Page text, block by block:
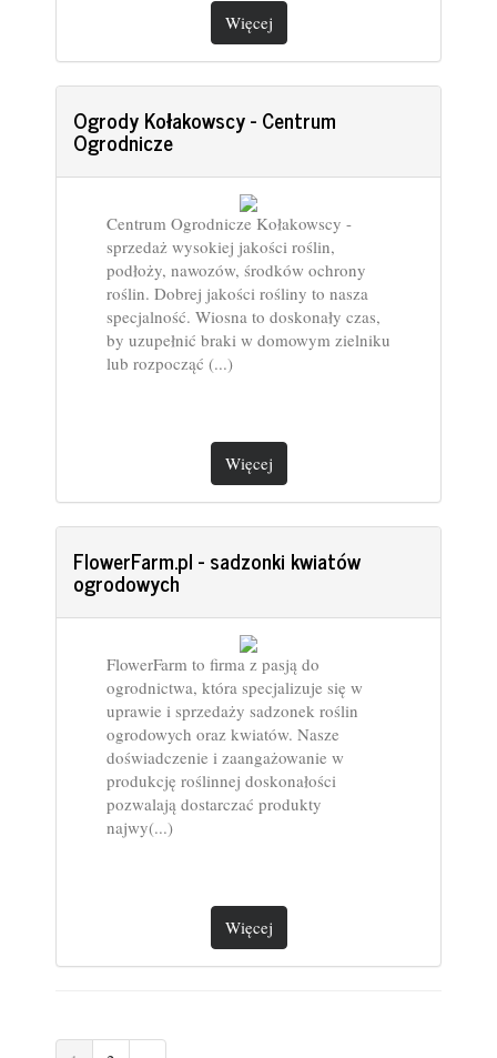
Więcej
Ogrody Kołakowscy - Centrum
Ogrodnicze
Centrum Ogrodnicze Kołakowscy -
sprzedaż wysokiej jakości roślin,
podłoży, nawozów, środków ochrony
roślin. Dobrej jakości rośliny to nasza
specjalność. Wiosna to doskonały czas,
by uzupełnić braki w domowym zielniku
lub rozpocząć (...)
Więcej
FlowerFarm.pl - sadzonki kwiatów
ogrodowych
FlowerFarm to firma z pasją do
ogrodnictwa, która specjalizuje się w
uprawie i sprzedaży sadzonek roślin
ogrodowych oraz kwiatów. Nasze
doświadczenie i zaangażowanie w
produkcję roślinnej doskonałości
pozwalają dostarczać produkty
najwy(...)
Więcej